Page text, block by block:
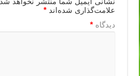
علامت‌گذاری شده‌اند*
دیدگاه*